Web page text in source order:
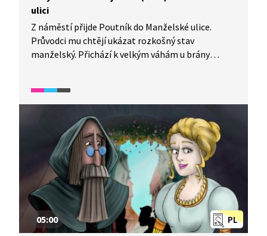
ulici
Z náměstí přijde Poutník do Manželské ulice.
Průvodci mu chtějí ukázat rozkošný stav
manželský. Přichází k velkým váhám u brány
Jdou dál ke kováři, který k sobě manžele řetězy
svazků. Poutník chce odejít, ale Mámení ho mámí,
aby si také vybral ženu za manželku. On utíká pryč,
ale najednou se něco stane. Vstoupí nakonec
i Poutník do stavu manželského?
PL
05:00